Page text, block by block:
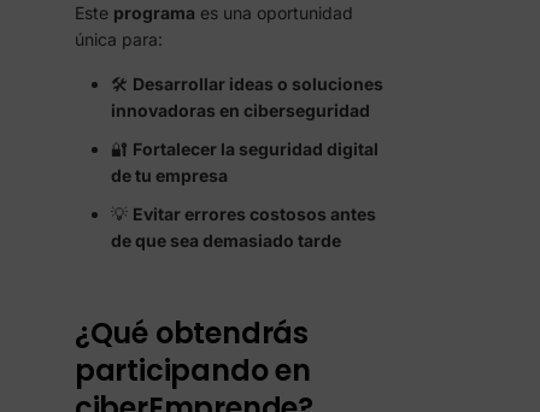
Este programa es una oportunidad
única para:
🛠️ Desarrollar ideas o soluciones
innovadoras en ciberseguridad
🔐 Fortalecer la seguridad digital
de tu empresa
💡 Evitar errores costosos antes
de que sea demasiado tarde
¿Qué obtendrás
participando en